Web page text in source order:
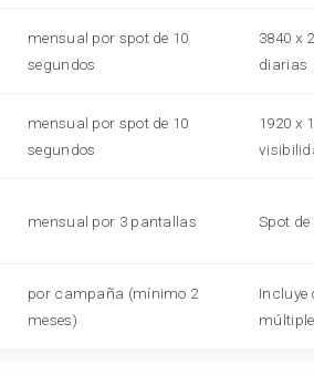
mensual por spot de 10
segundos
3840 x
diarias
mensual por spot de 10
segundos
1920 x
mensual por 3 pantallas Spot
por campaña (mínimo 2
meses)
Incluye